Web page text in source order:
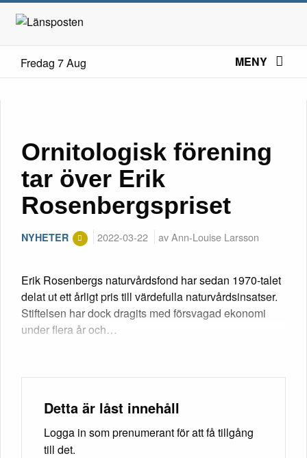
Fredag 7 Aug MENY
Ornitologisk förening
tar över Erik
Rosenbergspriset
NYHETER 2022-03-22 av Ann-Louise Larsson
Erik Rosenbergs naturvårdsfond har sedan 1970-talet
delat ut ett årligt pris till värdefulla naturvårdsinsatser.
Stiftelsen har dock dragits med försvagad ekonomi
under flera år och…
Detta är låst innehåll
Logga in som prenumerant för att få tillgång
till det.